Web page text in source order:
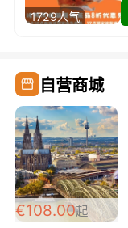
1729人气
自营商城
€108.00起